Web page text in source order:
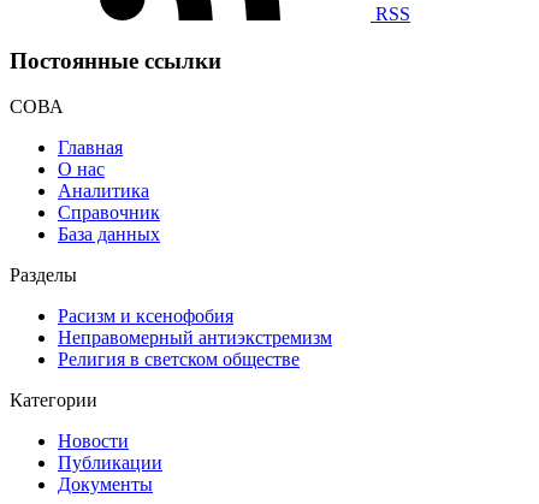
RSS
Постоянные ссылки
СОВА
Главная
О нас
Аналитика
Справочник
База данных
Разделы
Расизм и ксенофобия
Неправомерный антиэкстремизм
Религия в светском обществе
Категории
Новости
Публикации
Документы